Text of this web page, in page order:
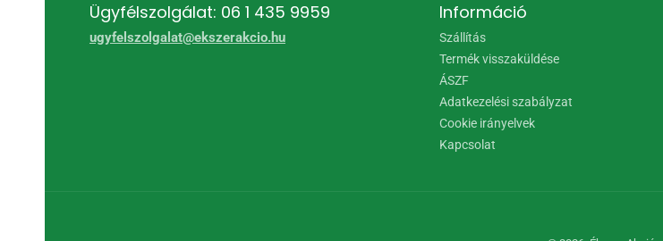
Ügyfélszolgálat: 06 1 435 9959
ugyfelszolgalat@ekszerakcio.hu
Információ
Szállítás
Termék visszaküldése
ÁSZF
Adatkezelési szabályzat
Cookie irányelvek
Kapcsolat